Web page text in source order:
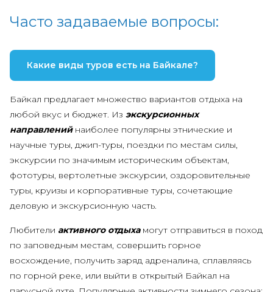
Часто задаваемые вопросы:
Какие виды туров есть на Байкале?
Байкал предлагает множество вариантов отдыха на
любой вкус и бюджет. Из экскурсионных
направленийнаиболее популярны этнические и
научные туры, джип-туры, поездки по местам силы,
экскурсии по значимым историческим объектам,
фототуры, вертолетные экскурсии, оздоровительные
туры, круизы и корпоративные туры, сочетающие
деловую и экскурсионную часть.
Любители активного отдыхамогут отправиться в поход
по заповедным местам, совершить горное
восхождение, получить заряд адреналина, сплавляясь
по горной реке, или выйти в открытый Байкал на